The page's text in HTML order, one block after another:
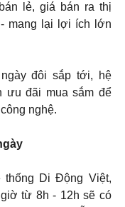
lẻ, giá bán ra thị
mang lại lợi ích lớn
đôi sắp tới, hệ
ưu đãi mua sắm để
nghệ.
thống Di Động Việt,
từ 8h - 12h sẽ có